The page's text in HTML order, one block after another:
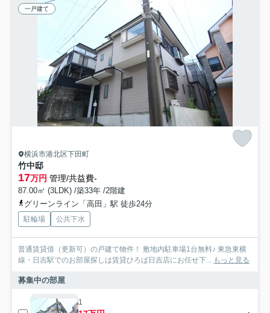
一戸建て
横浜市港北区下田町
竹中邸
17万円 管理/共益費-
87.00㎡ (3LDK) /築33年 /2階建
グリーンライン「高田」駅 徒歩24分
駐輪場 公共下水
普通賃貸借（更新可）の戸建て物件！ 敷地内駐車場1台無料♪ 東急東横
線・日吉駅でのお部屋探しは賃貸ひろば日吉店にお任せ下...
もっと見る
募集中の部屋
1